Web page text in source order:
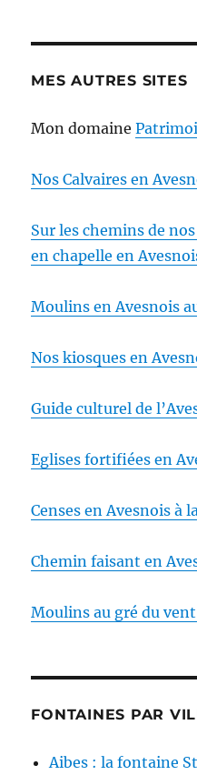
MES AUTRES SITES
Mon domaine
Nos Calvaires en
Sur les chemins de
en chapelle en
Moulins en Avesnois
Nos kiosques en
Guide culturel de
Eglises fortifiées en
Censes en Avesnois à
Chemin faisant en
Moulins au gré du
FONTAINES PAR
Aibes : la fontaine